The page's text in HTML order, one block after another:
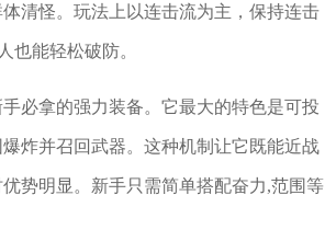
清怪。玩法上以连击流为主，保持连击
也能轻松破防。
必拿的强力装备。它最大的特色是可投
炸并召回武器。这种机制让它既能近战
势明显。新手只需简单搭配奋力,范围等